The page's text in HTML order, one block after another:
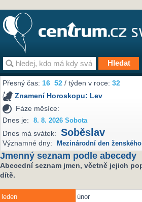
Přesný čas:16 52 / týden v roce:32
Znamení Horoskopu: Lev
Fáze měsíce:
Dnes je:
8. 8. 2026 Sobota
Dnes má svátek: Soběslav
Významné dny: Mezinárodní den
Jmenný seznam podle abecedy
Abecední seznam jmen, včetně jejich
dítě.
leden únor